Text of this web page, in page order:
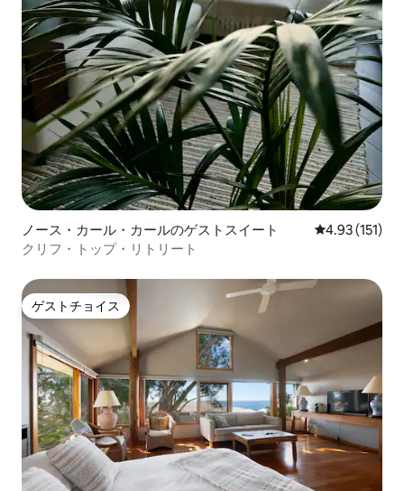
ノース・カール・カールのゲストスイート レビュー151
4.93 (151)
クリフ・トップ・リトリート
ゲストチョイス
ゲストチョイス